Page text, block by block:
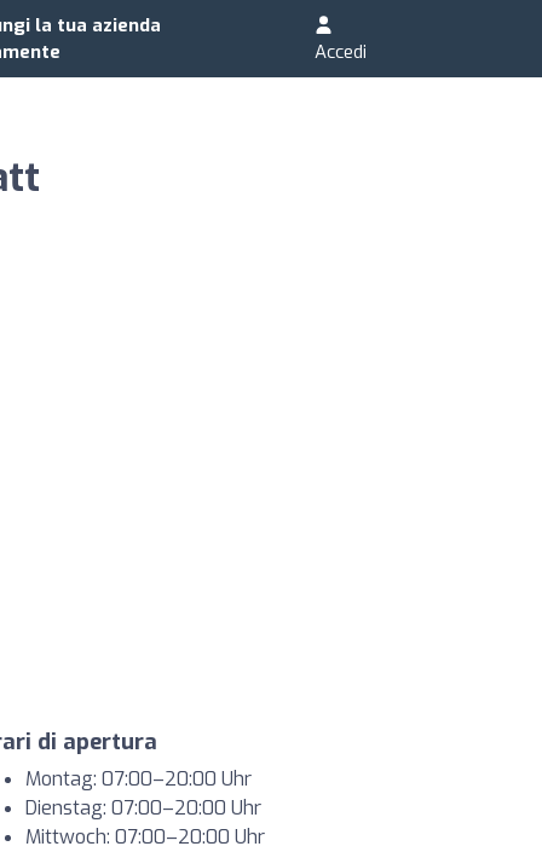
la tua azienda
Accedi
di apertura
Montag: 07:00–20:00 Uhr
Dienstag: 07:00–20:00 Uhr
Mittwoch: 07:00–20:00 Uhr